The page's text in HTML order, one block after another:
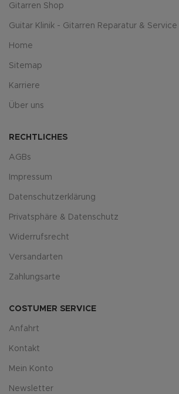
Gitarren Shop
Guitar Klinik - Gitarren Reparatur & Service
Home
Sitemap
Karriere
Über uns
RECHTLICHES
AGBs
Impressum
Datenschutzerklärung
Privatsphäre & Datenschutz
Widerrufsrecht
Versandarten
Zahlungsarte
COSTUMER SERVICE
Anfahrt
Kontakt
Mein Konto
Newsletter